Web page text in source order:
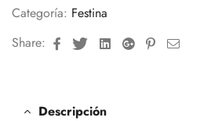
Categoría: Festina
Share:
FacebookTwitterLinkedinGoogle+Pinterest
Email
Descripción